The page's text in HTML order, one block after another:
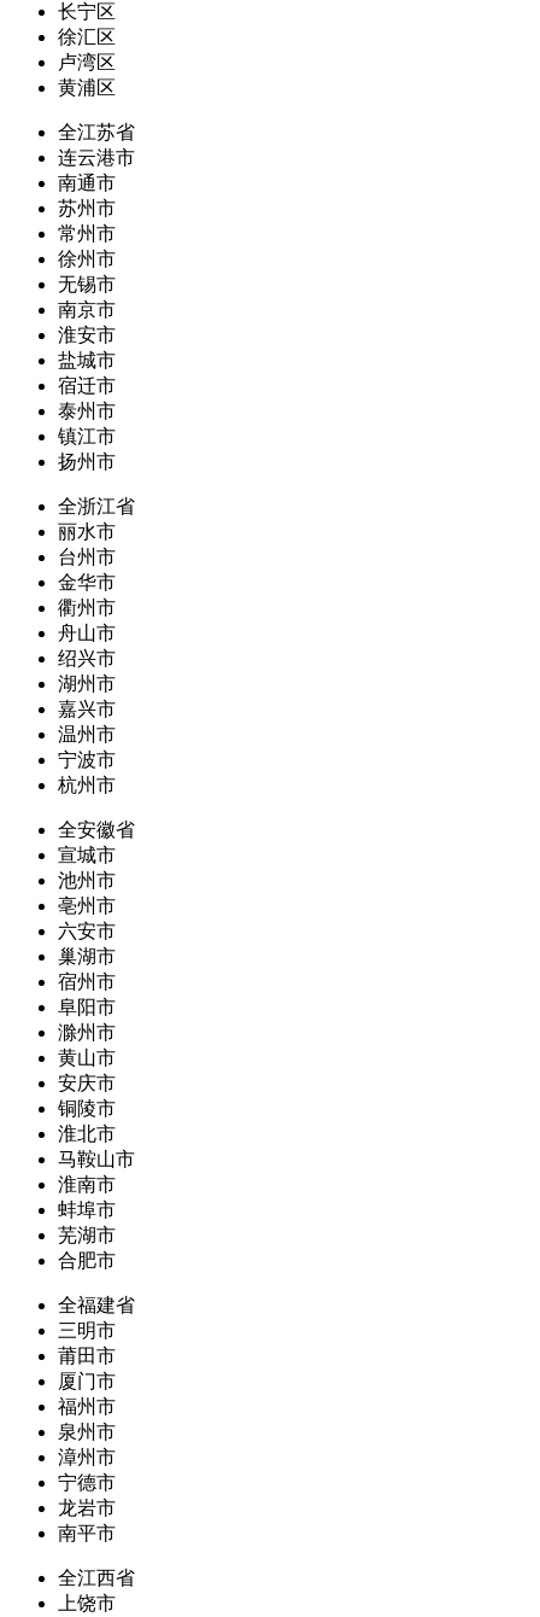
长宁区
徐汇区
卢湾区
黄浦区
全江苏省
连云港市
南通市
苏州市
常州市
徐州市
无锡市
南京市
淮安市
盐城市
宿迁市
泰州市
镇江市
扬州市
全浙江省
丽水市
台州市
金华市
衢州市
舟山市
绍兴市
湖州市
嘉兴市
温州市
宁波市
杭州市
全安徽省
宣城市
池州市
亳州市
六安市
巢湖市
宿州市
阜阳市
滁州市
黄山市
安庆市
铜陵市
淮北市
马鞍山市
淮南市
蚌埠市
芜湖市
合肥市
全福建省
三明市
莆田市
厦门市
福州市
泉州市
漳州市
宁德市
龙岩市
南平市
全江西省
上饶市